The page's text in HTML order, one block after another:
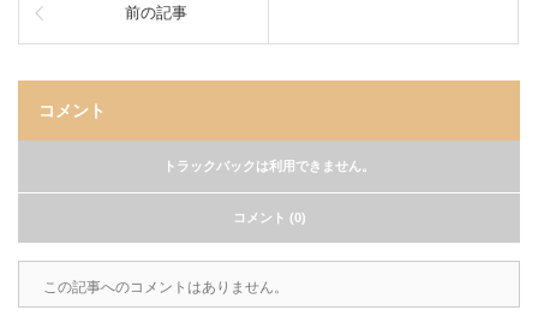
前の記事
コメント
トラックバックは利用できません。
コメント (0)
この記事へのコメントはありません。